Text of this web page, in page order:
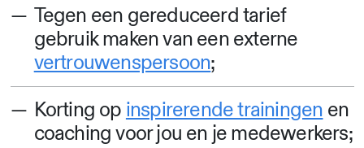
Tegen een gereduceerd tarief
gebruik maken van een externe
vertrouwenspersoon;
Korting op inspirerende trainingen en
coaching voor jou en je medewerkers;